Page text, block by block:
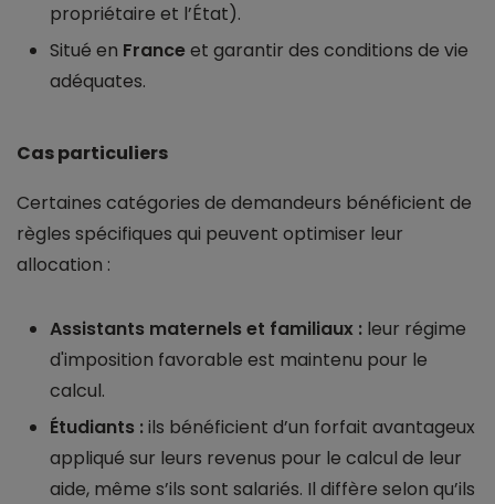
propriétaire et l’État).
Situé en Franceet garantir des conditions de vie
adéquates.
Cas particuliers
Certaines catégories de demandeurs bénéficient de
règles spécifiques qui peuvent optimiser leur
allocation :
Assistants maternels et familiaux : leur régime
d'imposition favorable est maintenu pour le
calcul.
Étudiants :ils bénéficient d’un forfait avantageux
appliqué sur leurs revenus pour le calcul de leur
aide, même s’ils sont salariés. Il diffère selon qu’ils